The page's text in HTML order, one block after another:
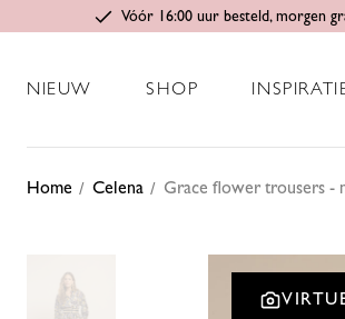
Vóór 16:00 uur besteld, morgen
NIEUW SHOP
Home Celena Grace flower trousers -